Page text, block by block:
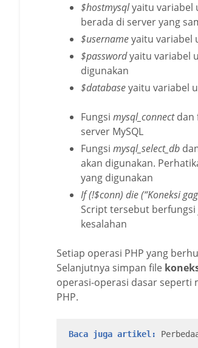
$hostmysqlyaitu variabel
berada di server yang
$usernameyaitu variabel
$passwordyaitu variabel
digunakan
$databaseyaitu variabel
Fungsi mysql_connectdan
server MySQL
Fungsi mysql_select_db
akan digunakan.
yang digunakan
If (!$conn) die (“Koneksi
Script tersebut berfungsi
kesalahan
Setiap operasi PHP yang
Selanjutnya simpan file
operasi-operasi dasar seperti
PHP.
Baca juga artikel: